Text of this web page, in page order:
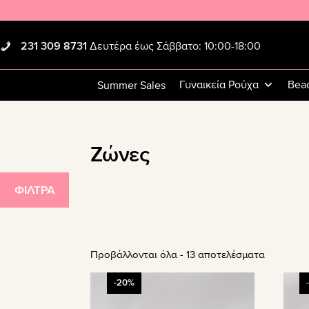
to
primary
navigation
to
main
content
to
footer
231 309 8731 Δευτέρα έως Σάββατο: 10:00-18:00
Summer Sales Γυναικεία Ρούχα
Ζώνες
Προβάλλονται όλα - 13 αποτελέσματα
-20%
ΦΙΛΤΡΑ